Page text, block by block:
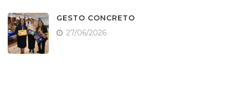
GESTO CONCRETO
27/06/2026